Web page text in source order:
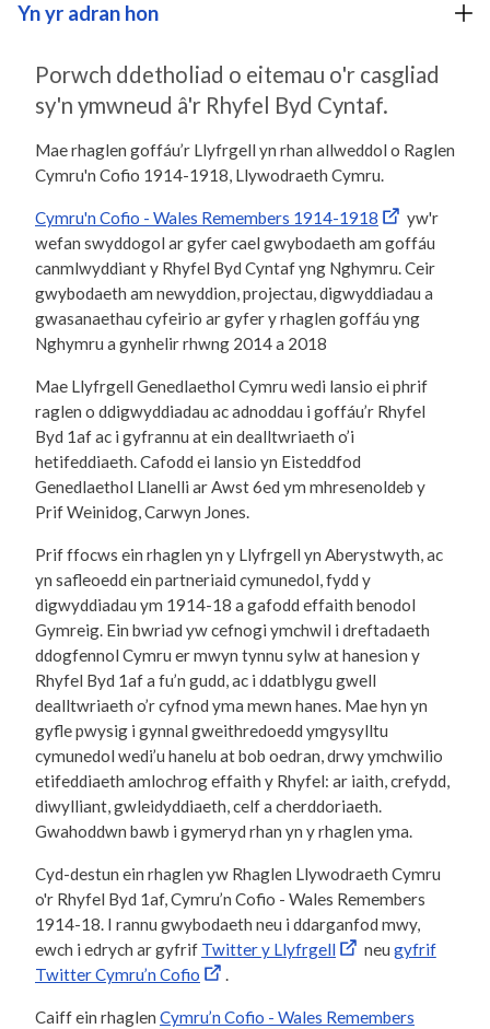
Porwch ddetholiad o eitemau o'r casgliad
sy'n ymwneud â'r Rhyfel Byd Cyntaf.
Mae rhaglen goffáu’r Llyfrgell yn rhan allweddol o Raglen
Cymru'n Cofio 1914-1918, Llywodraeth Cymru.
Cymru'n Cofio - Wales Remembers 1914-1918
yw'r
wefan swyddogol ar gyfer cael gwybodaeth am goffáu
canmlwyddiant y Rhyfel Byd Cyntaf yng Nghymru. Ceir
gwybodaeth am newyddion, projectau, digwyddiadau a
gwasanaethau cyfeirio ar gyfer y rhaglen goffáu yng
Nghymru a gynhelir rhwng 2014 a 2018
Mae Llyfrgell Genedlaethol Cymru wedi lansio ei phrif
raglen o ddigwyddiadau ac adnoddau i goffáu’r Rhyfel
Byd 1af ac i gyfrannu at ein dealltwriaeth o’i
hetifeddiaeth. Cafodd ei lansio yn Eisteddfod
Genedlaethol Llanelli ar Awst 6ed ym mhresenoldeb y
Prif Weinidog, Carwyn Jones.
Prif ffocws ein rhaglen yn y Llyfrgell yn Aberystwyth, ac
yn safleoedd ein partneriaid cymunedol, fydd y
digwyddiadau ym 1914-18 a gafodd effaith benodol
Gymreig. Ein bwriad yw cefnogi ymchwil i dreftadaeth
ddogfennol Cymru er mwyn tynnu sylw at hanesion y
Rhyfel Byd 1af a fu’n gudd, ac i ddatblygu gwell
dealltwriaeth o’r cyfnod yma mewn hanes. Mae hyn yn
gyfle pwysig i gynnal gweithredoedd ymgysylltu
cymunedol wedi’u hanelu at bob oedran, drwy ymchwilio
etifeddiaeth amlochrog effaith y Rhyfel: ar iaith, crefydd,
diwylliant, gwleidyddiaeth, celf a cherddoriaeth.
Gwahoddwn bawb i gymeryd rhan yn y rhaglen yma.
Cyd-destun ein rhaglen yw Rhaglen Llywodraeth Cymru
o'r Rhyfel Byd 1af, Cymru’n Cofio - Wales Remembers
1914-18. I rannu gwybodaeth neu i ddarganfod mwy,
ewch i edrych ar gyfrif Twitter y Llyfrgell neu gyfrif
Twitter Cymru’n Cofio
.
Caiff ein rhaglen Cymru’n Cofio - Wales Remembers
Yn yr adran hon